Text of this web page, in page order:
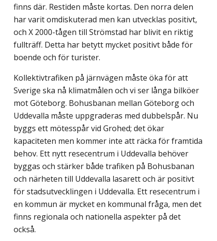
finns där. Restiden måste kortas. Den norra delen
har varit omdiskuterad men kan utvecklas positivt,
och X 2000-tågen till Strömstad har blivit en riktig
fullträff. Detta har betytt mycket positivt både för
boende och för turister.
Kollektivtrafiken på järnvägen måste öka för att
Sverige ska nå klimatmålen och vi ser långa bilköer
mot Göteborg. Bohusbanan mellan Göteborg och
Uddevalla måste uppgraderas med dubbelspår. Nu
byggs ett mötesspår vid Grohed; det ökar
kapaciteten men kommer inte att räcka för framtida
behov. Ett nytt resecentrum i Uddevalla behöver
byggas och stärker både trafiken på Bohusbanan
och närheten till Uddevalla lasarett och är positivt
för stadsutvecklingen i Uddevalla. Ett resecentrum i
en kommun är mycket en kommunal fråga, men det
finns regionala och nationella aspekter på det
också.